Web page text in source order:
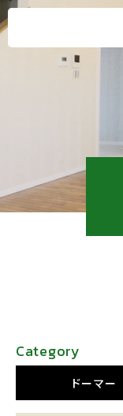
Category
ドーマー